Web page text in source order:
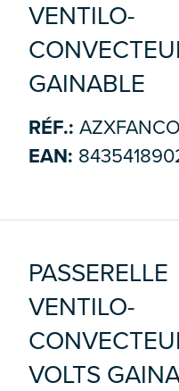
VENTILO-
GAINABLE
RÉF.:
EAN:
PASSERELLE
VENTILO-
VOLTS